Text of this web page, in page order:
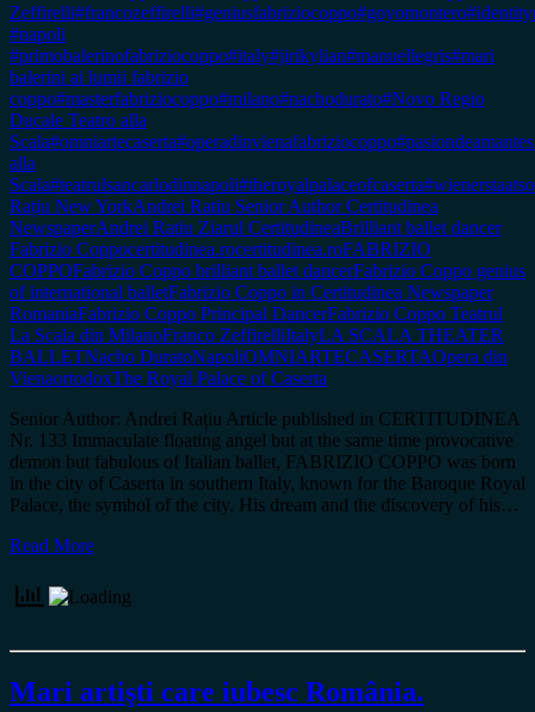
Zeffirelli#francozeffirelli#geniusfabriziocoppo#goyomontero
#napoli
#primobalerinofabriziocoppo#italy#jirikylian#manuellegris#mari
balerini ai lumii fabrizio
coppo#masterfabriziocoppo#milano#nachodurato#Novo Regio
Ducale Teatro alla
Scala#omniartecaserta#operadinvienafabriziocoppo
alla
Scala#teatrulsancarlodinnapoli#theroyalpalaceofcaserta
Rațiu New YorkAndrei Ratiu Senior Author Certitudinea
NewspaperAndrei Ratiu Ziarul CertitudineaBrilliant ballet dancer
Fabrizio Coppocertitudinea.rocertitudinea.roFABRIZIO
COPPOFabrizio Coppo brilliant ballet dancerFabrizio Coppo genius
of international balletFabrizio Coppo in Certitudinea Newspaper
RomaniaFabrizio Coppo Principal DancerFabrizio Coppo Teatrul
La Scala din MilanoFranco ZeffirelliItalyLA SCALA THEATER
BALLETNacho DuratoNapoliOMNIARTECASERTAOpera din
VienaortodoxThe Royal Palace of Caserta
Senior Author: Andrei Rațiu Article published in CERTITUDINEA
Nr. 133 Immaculate floating angel but at the same time provocative
demon but fabulous of Italian ballet, FABRIZIO COPPO was born
in the city of Caserta in southern Italy, known for the Baroque Royal
Palace, the symbol of the city. His dream and the discovery of his…
Read More
Mari artişti care iubesc România.